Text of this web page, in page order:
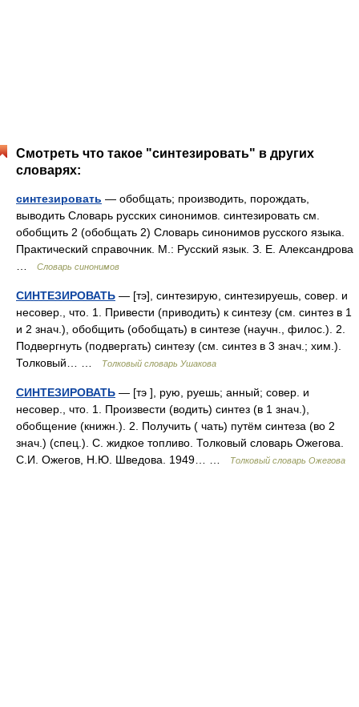
Смотреть что такое "синтезировать" в других
словарях:
синтезировать — обобщать; производить, порождать,
выводить Словарь русских синонимов. синтезировать см.
обобщить 2 (обобщать 2) Словарь синонимов русского языка.
Практический справочник. М.: Русский язык. З. Е. Александрова
Словарь синонимов
СИНТЕЗИРОВАТЬ — [тэ], синтезирую, синтезируешь, совер. и
несовер., что. 1. Привести (приводить) к синтезу (см. синтез в 1
и 2 знач.), обобщить (обобщать) в синтезе (научн., филос.). 2.
Подвергнуть (подвергать) синтезу (см. синтез в 3 знач.; хим.).
Толковый… …
Толковый словарь Ушакова
СИНТЕЗИРОВАТЬ — [тэ ], рую, руешь; анный; совер. и
несовер., что. 1. Произвести (водить) синтез (в 1 знач.),
обобщение (книжн.). 2. Получить ( чать) путём синтеза (во 2
знач.) (спец.). С. жидкое топливо. Толковый словарь Ожегова.
С.И. Ожегов, Н.Ю. Шведова. 1949… …
Толковый словарь Ожегова